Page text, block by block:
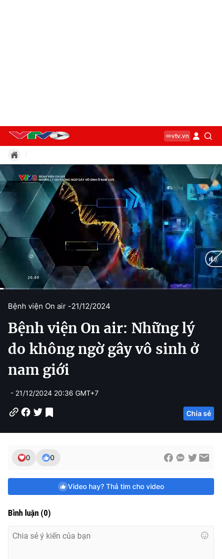
vtv.vn
u
r
r
n
i
r
a
Bệnh viện On air -21/12/2024
Bệnh viện On air: Những lý
do không ngờ gây vô sinh ở
nam giới
- 21/12/2024 20:36 GMT+7
Chia sẻ
0 0
Video hay? Thả tim cho video
Bình luận (0)